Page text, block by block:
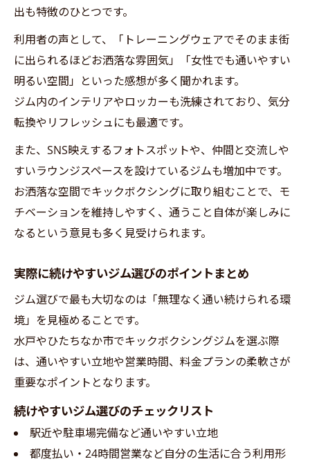
出も特徴のひとつです。
利用者の声として、「トレーニングウェアでそのまま街
に出られるほどお洒落な雰囲気」「女性でも通いやすい
明るい空間」といった感想が多く聞かれます。
ジム内のインテリアやロッカーも洗練されており、気分
転換やリフレッシュにも最適です。
また、SNS映えするフォトスポットや、仲間と交流しや
すいラウンジスペースを設けているジムも増加中です。
お洒落な空間でキックボクシングに取り組むことで、モ
チベーションを維持しやすく、通うこと自体が楽しみに
なるという意見も多く見受けられます。
実際に続けやすいジム選びのポイントまとめ
ジム選びで最も大切なのは「無理なく通い続けられる環
境」を見極めることです。
水戸やひたちなか市でキックボクシングジムを選ぶ際
は、通いやすい立地や営業時間、料金プランの柔軟さが
重要なポイントとなります。
続けやすいジム選びのチェックリスト
駅近や駐車場完備など通いやすい立地
都度払い・24時間営業など自分の生活に合う利用形